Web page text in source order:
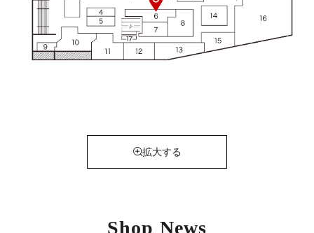
拡大する
Shop News